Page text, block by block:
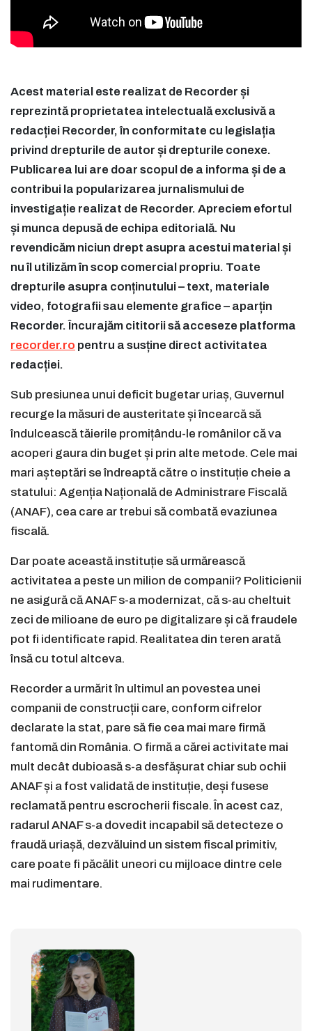
Acest material este realizat de Recorder și
reprezintă proprietatea intelectuală exclusivă a
redacției Recorder, în conformitate cu legislația
privind drepturile de autor și drepturile conexe.
Publicarea lui are doar scopul de a informa și de a
contribui la popularizarea jurnalismului de
investigație realizat de Recorder. Apreciem efortul
și munca depusă de echipa editorială. Nu
revendicăm niciun drept asupra acestui material și
nu îl utilizăm în scop comercial propriu. Toate
drepturile asupra conținutului – text, materiale
video, fotografii sau elemente grafice – aparțin
Recorder. Încurajăm cititorii să acceseze platforma
recorder.ro pentru a susține direct activitatea
redacției.
Sub presiunea unui deficit bugetar uriaș, Guvernul
recurge la măsuri de austeritate și încearcă să
îndulcească tăierile promițându-le românilor că va
acoperi gaura din buget și prin alte metode. Cele mai
mari așteptări se îndreaptă către o instituție cheie a
statului: Agenția Națională de Administrare Fiscală
(ANAF), cea care ar trebui să combată evaziunea
fiscală.
Dar poate această instituție să urmărească
activitatea a peste un milion de companii? Politicienii
ne asigură că ANAF s-a modernizat, că s-au cheltuit
zeci de milioane de euro pe digitalizare și că fraudele
pot fi identificate rapid. Realitatea din teren arată
însă cu totul altceva.
Recorder a urmărit în ultimul an povestea unei
companii de construcții care, conform cifrelor
declarate la stat, pare să fie cea mai mare firmă
fantomă din România. O firmă a cărei activitate mai
mult decât dubioasă s-a desfășurat chiar sub ochii
ANAF și a fost validată de instituție, deși fusese
reclamată pentru escrocherii fiscale. În acest caz,
radarul ANAF s-a dovedit incapabil să detecteze o
fraudă uriașă, dezvăluind un sistem fiscal primitiv,
care poate fi păcălit uneori cu mijloace dintre cele
mai rudimentare.